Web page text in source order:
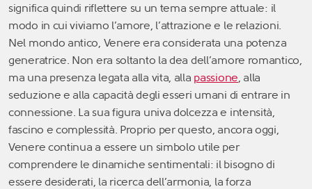
significa quindi riflettere su un tema sempre attuale: il
modo in cui viviamo l’amore, l’attrazione e le relazioni.
Nel mondo antico, Venere era considerata una potenza
generatrice. Non era soltanto la dea dell’amore romantico,
ma una presenza legata alla vita, alla passione , alla
seduzione e alla capacità degli esseri umani di entrare in
connessione. La sua figura univa dolcezza e intensità,
fascino e complessità. Proprio per questo, ancora oggi,
Venere continua a essere un simbolo utile per
comprendere le dinamiche sentimentali: il bisogno di
essere desiderati, la ricerca dell’armonia, la forza